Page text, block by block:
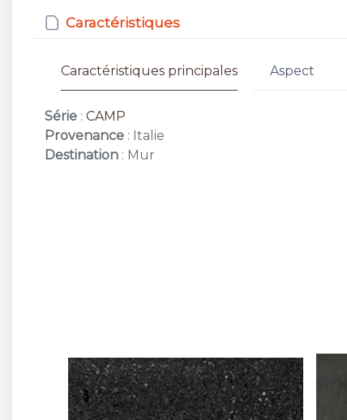
Caractéristiques
Caractéristiques principales Aspect
Série : CAMP
Provenance : Italie
Destination : Mur